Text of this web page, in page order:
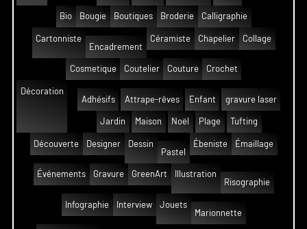
Bio Bougie Boutiques Broderie Calligraphie
Cartonniste
Encadrement
Céramiste Chapelier Collage
Cosmetique Coutelier Couture Crochet
Décoration
Adhésifs
Attrape-rêves Enfant gravure laser
Jardin Maison Noël Plage Tufting
Découverte Designer
Dessin
Pastel
Ébeniste Émaillage
Événements Gravure GreenArt
Illustration
Risographie
Infographie Interview
Jouets
Marionnette